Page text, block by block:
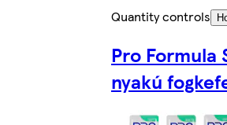
Quantity controls
Pro Formula
nyakú